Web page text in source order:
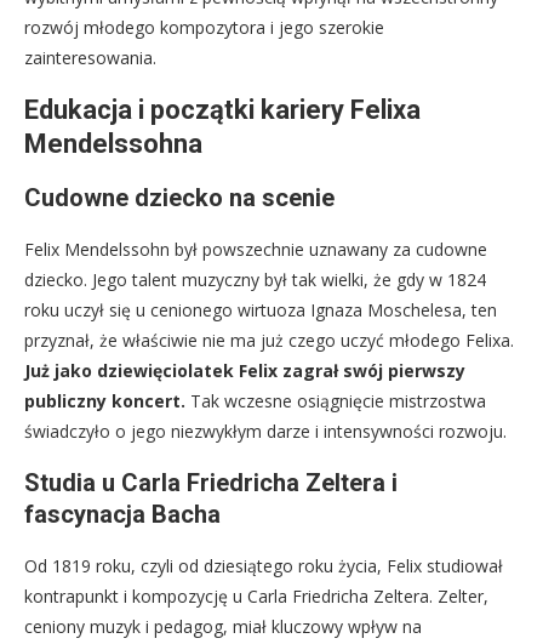
rozwój młodego kompozytora i jego szerokie
zainteresowania.
Edukacja i początki kariery Felixa
Mendelssohna
Cudowne dziecko na scenie
Felix Mendelssohn był powszechnie uznawany za cudowne
dziecko. Jego talent muzyczny był tak wielki, że gdy w 1824
roku uczył się u cenionego wirtuoza Ignaza Moschelesa, ten
przyznał, że właściwie nie ma już czego uczyć młodego Felixa.
Już jako dziewięciolatek Felix zagrał swój pierwszy
publiczny koncert. Tak wczesne osiągnięcie mistrzostwa
świadczyło o jego niezwykłym darze i intensywności rozwoju.
Studia u Carla Friedricha Zeltera i
fascynacja Bacha
Od 1819 roku, czyli od dziesiątego roku życia, Felix studiował
kontrapunkt i kompozycję u Carla Friedricha Zeltera. Zelter,
ceniony muzyk i pedagog, miał kluczowy wpływ na